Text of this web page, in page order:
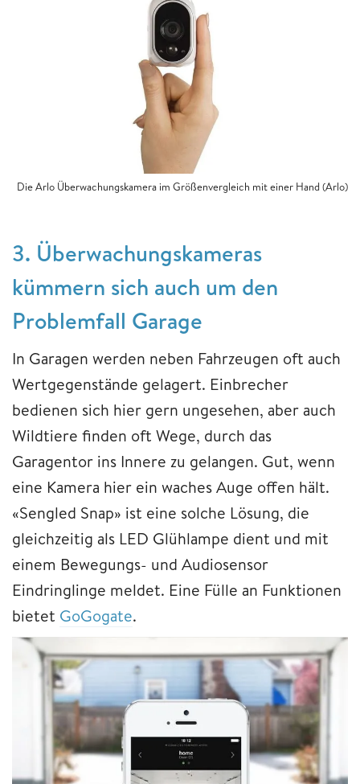
Die Arlo Überwachungskamera im Größenvergleich mit einer Hand (Arlo)
3. Überwachungskameras
kümmern sich auch um den
Problemfall Garage
In Garagen werden neben Fahrzeugen oft auch
Wertgegenstände gelagert. Einbrecher
bedienen sich hier gern ungesehen, aber auch
Wildtiere finden oft Wege, durch das
Garagentor ins Innere zu gelangen. Gut, wenn
eine Kamera hier ein waches Auge offen hält.
«Sengled Snap» ist eine solche Lösung, die
gleichzeitig als LED Glühlampe dient und mit
einem Bewegungs- und Audiosensor
Eindringlinge meldet. Eine Fülle an Funktionen
bietet GoGogate.